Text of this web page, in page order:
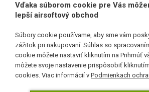
PRIHLÁS SA K ODBERU
SLEDUJ NÁS
Vďaka súborom cookie pre Vás
lepší airsoftový obchod
Súbory cookie používame, aby sme vám
zážitok pri nakupovaní. Súhlas so
cookie môžete nastaviť kliknutím na Prihmúť
môžete svoje nastavenie prispôsobiť
cookies. Viac informácií v Podmienkach